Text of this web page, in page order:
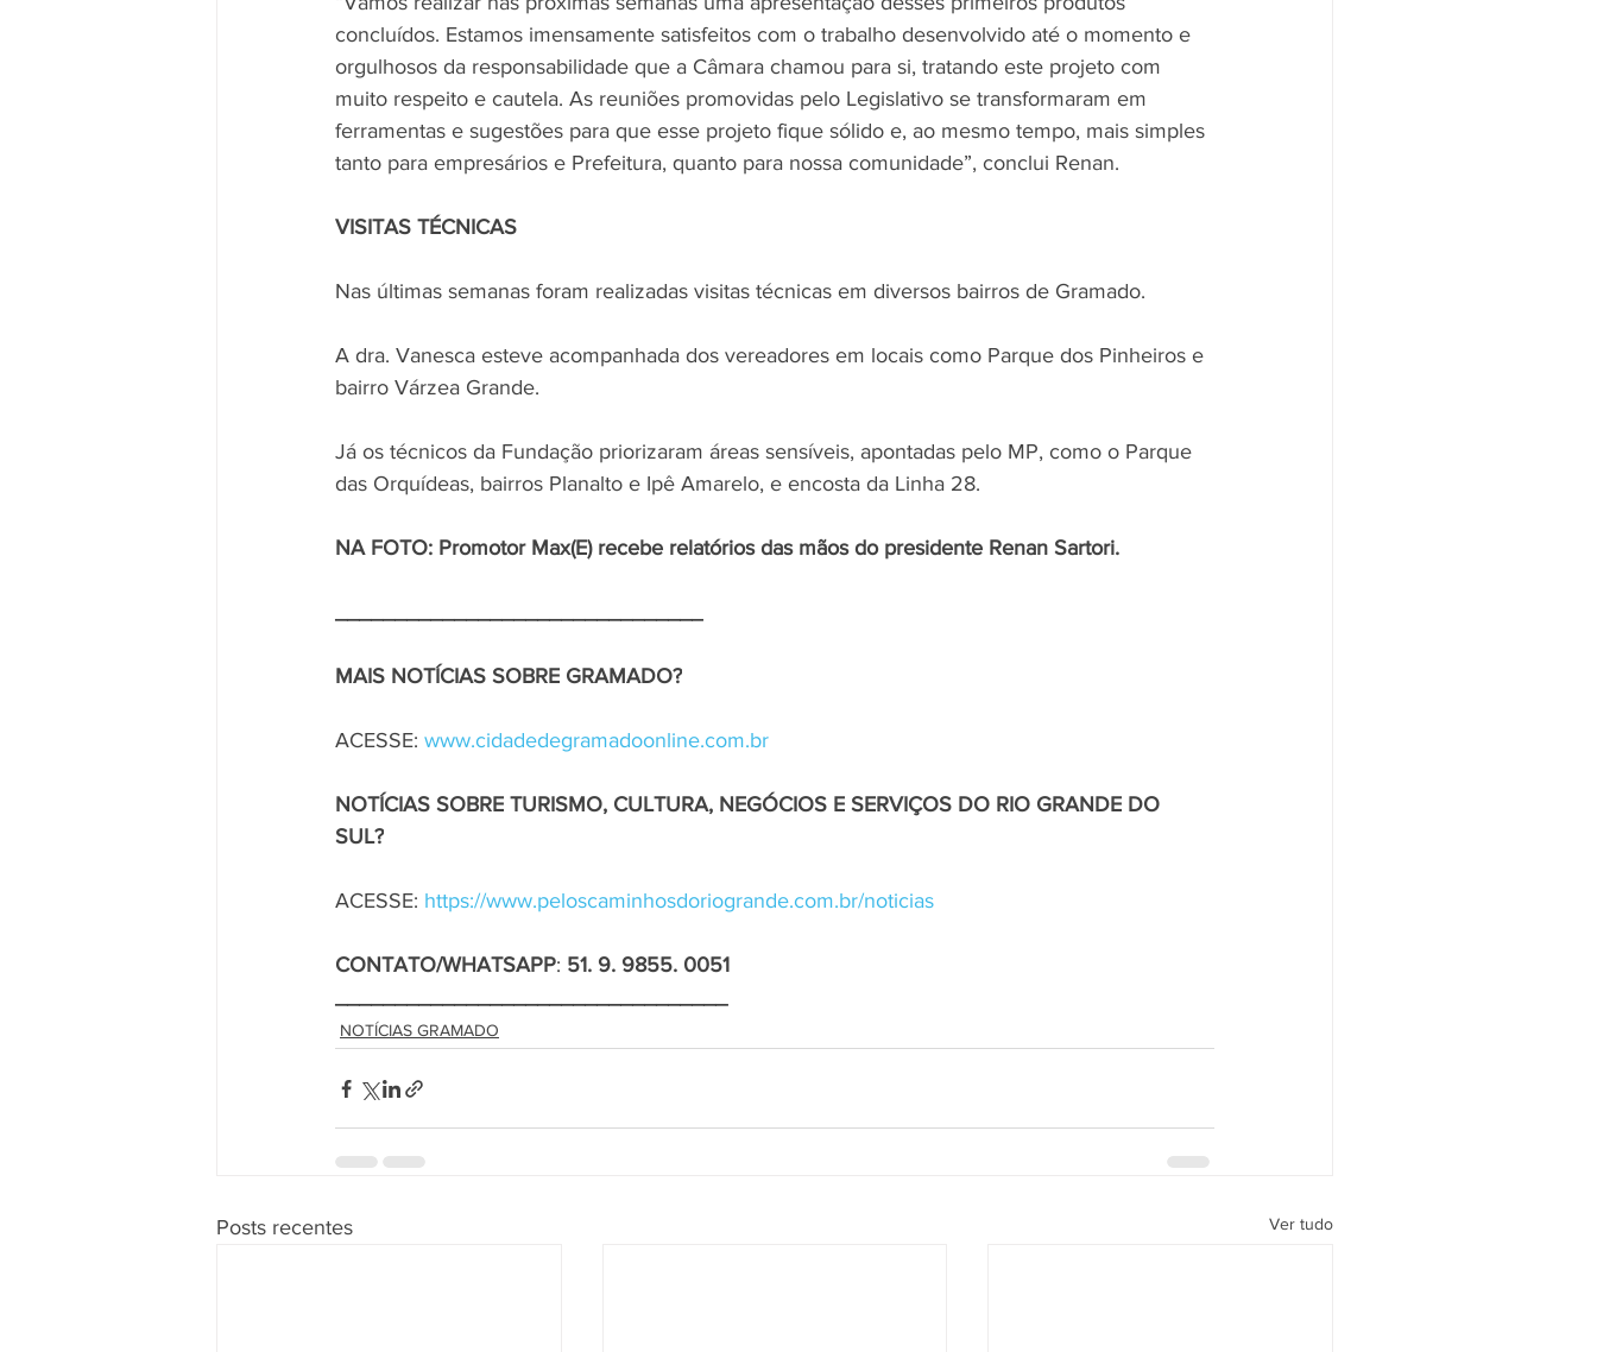
concluídos. Estamos imensamente satisfeitos com o trabalho desenvolvido até o momento e
orgulhosos da responsabilidade que a Câmara chamou para si, tratando este projeto com
muito respeito e cautela. As reuniões promovidas pelo Legislativo se transformaram em
ferramentas e sugestões para que esse projeto fique sólido e, ao mesmo tempo, mais simples
tanto para empresários e Prefeitura, quanto para nossa comunidade”, conclui Renan.
VISITAS TÉCNICAS
Nas últimas semanas foram realizadas visitas técnicas em diversos bairros de Gramado.
A dra. Vanesca esteve acompanhada dos vereadores em locais como Parque dos Pinheiros e
bairro Várzea Grande.
Já os técnicos da Fundação priorizaram áreas sensíveis, apontadas pelo MP, como o Parque
das Orquídeas, bairros Planalto e Ipê Amarelo, e encosta da Linha 28.
NA FOTO: Promotor Max(E) recebe relatórios das mãos do presidente Renan Sartori.
MAIS NOTÍCIAS SOBRE GRAMADO?
ACESSE: www.cidadedegramadoonline.com.br
NOTÍCIAS SOBRE TURISMO, CULTURA, NEGÓCIOS E SERVIÇOS DO RIO GRANDE DO
SUL?
ACESSE: https://www.peloscaminhosdoriogrande.com.br/noticias
CONTATO/WHATSAPP: 51. 9. 9855. 0051
NOTÍCIAS GRAMADO
Posts recentes Ver tudo